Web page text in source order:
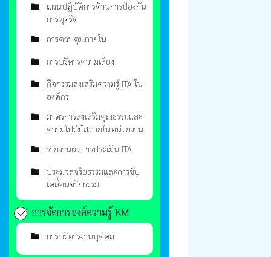
แผนปฏิบัติการด้านการป้องกัน
การทุจริต
การควบคุมภายใน
การบริหารความเสี่ยง
กิจกรรมส่งเสริมความรู้ ITA ใน
องค์กร
มาตรการส่งเสริมคุณธรรมและ
ความโปร่งใสภายในหน่วยงาน
รายงานผลการประเมิน ITA
ประมวลจริยธรรมและการขับ
เคลื่อนจริยธรรม
การจัดการองค์ความรู้ KM
การบริหารงานบุคคล